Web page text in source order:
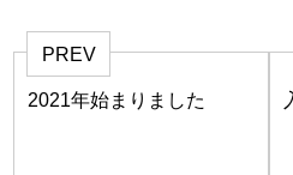
PREV
2021年始まりました